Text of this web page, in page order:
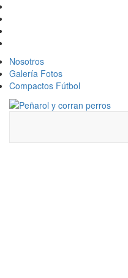
Nosotros
Galería Fotos
Compactos Fútbol